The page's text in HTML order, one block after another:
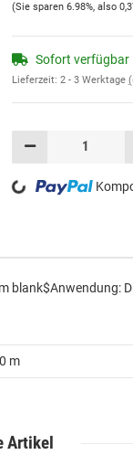
(Sie sparen 6.98%, also
Sofort verfügbar
Lieferzeit: 2 - 3 Werktage
m
Artikel